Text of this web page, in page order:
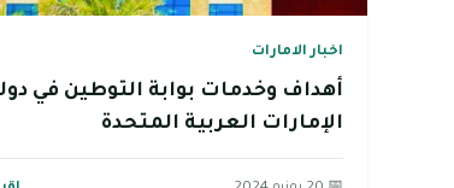
اخبار الامارات
أهداف وخدمات بوابة التوطين في
الإمارات العربية المتحدة